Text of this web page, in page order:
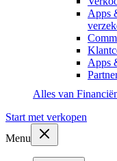
Apps
Apps
Alles van
Start met verkopen
Menu